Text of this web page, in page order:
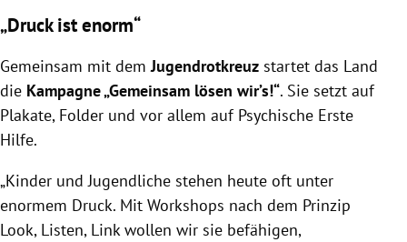
„Druck ist enorm“
Gemeinsam mit demJugendrotkreuz startet das Land
die Kampagne „Gemeinsam lösen wir’s!“. Sie setzt auf
Plakate, Folder und vor allem auf Psychische Erste
Hilfe.
„Kinder und Jugendliche stehen heute oft unter
enormem Druck. Mit Workshops nach dem Prinzip
Look, Listen, Link wollen wir sie befähigen,